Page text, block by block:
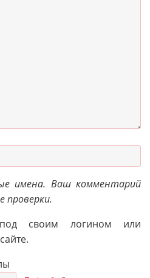
имена. Ваш комментарий
проверки.
своим логином или